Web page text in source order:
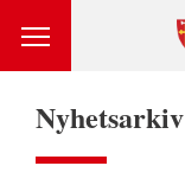
Nyhetsarkiv